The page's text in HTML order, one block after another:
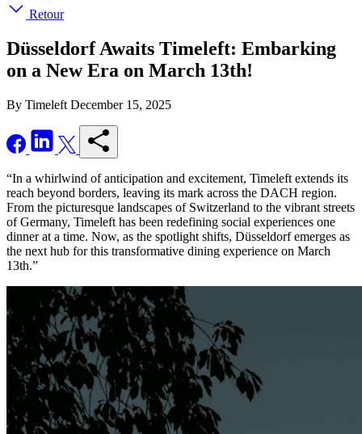
Retour
Düsseldorf Awaits Timeleft: Embarking
on a New Era on March 13th!
By Timeleft December 15, 2025
“In a whirlwind of anticipation and excitement, Timeleft extends its
reach beyond borders, leaving its mark across the DACH region.
From the picturesque landscapes of Switzerland to the vibrant streets
of Germany, Timeleft has been redefining social experiences one
dinner at a time. Now, as the spotlight shifts, Düsseldorf emerges as
the next hub for this transformative dining experience on March
13th.”